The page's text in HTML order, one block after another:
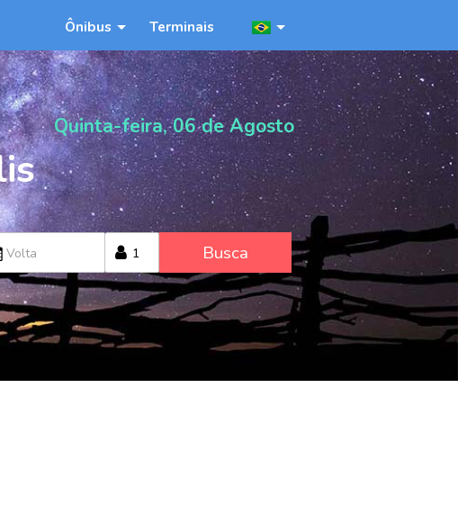
Ônibus Terminais
Quinta-feira, 06 de Agosto
Busca